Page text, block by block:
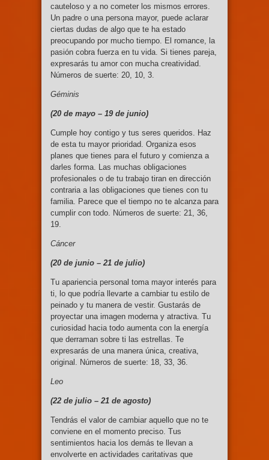
cauteloso y a no cometer los mismos errores.
Un padre o una persona mayor, puede aclarar
ciertas dudas de algo que te ha estado
preocupando por mucho tiempo. El romance, la
pasión cobra fuerza en tu vida. Si tienes pareja,
expresarás tu amor con mucha creatividad.
Números de suerte: 20, 10, 3.
Géminis
(20 de mayo – 19de junio)
Cumple hoy contigo y tus seres queridos. Haz
de esta tu mayor prioridad. Organiza esos
planes que tienes para el futuro y comienza a
darles forma. Las muchas obligaciones
profesionales o de tu trabajo tiran en dirección
contraria a las obligaciones que tienes con tu
familia. Parece que el tiempo no te alcanza para
cumplir con todo. Números de suerte: 21, 36,
19.
Cáncer
(20 de junio – 21 de julio)
Tu apariencia personal toma mayor interés para
ti, lo que podría llevarte a cambiar tu estilo de
peinado y tu manera de vestir. Gustarás de
proyectar una imagen moderna y atractiva. Tu
curiosidad hacia todo aumenta con la energía
que derraman sobre ti las estrellas. Te
expresarás de una manera única, creativa,
original. Números de suerte: 18, 33, 36.
Leo
(22 de julio – 21 de agosto)
Tendrás el valor de cambiar aquello que no te
conviene en el momento preciso. Tus
sentimientos hacia los demás te llevan a
envolverte en actividades caritativas que